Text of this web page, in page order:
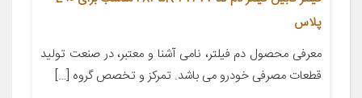
پلاس
معرفی محصول دم فیلتر، نامی آشنا و معتبر، در صنعت تولید
قطعات مصرفی خودرو می باشد. تمرکز و تخصص گروه […]